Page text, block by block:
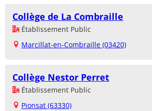
Collège de La Combraille
Établissement Public
Marcillat-en-Combraille (03420)
Collège Nestor Perret
Établissement Public
Pionsat (63330)